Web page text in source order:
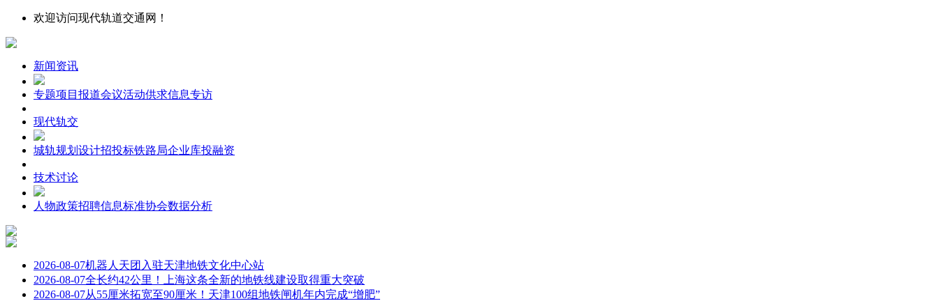
欢迎访问现代轨道交通网！
新闻资讯
专题项目报道会议活动供求信息专访
现代轨交
城轨规划设计招投标铁路局企业库投融资
技术讨论
人物政策招聘信息标准协会数据分析
2026-08-07机器人天团入驻天津地铁文化中心站
2026-08-07全长约42公里！上海这条全新的地铁线建设取得重大突破
2026-08-07从55厘米拓宽至90厘米！天津100组地铁闸机年内完成“增肥”